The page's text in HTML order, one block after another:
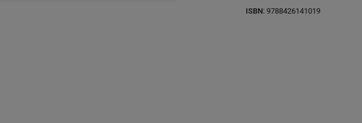
ISBN: 9788426141019